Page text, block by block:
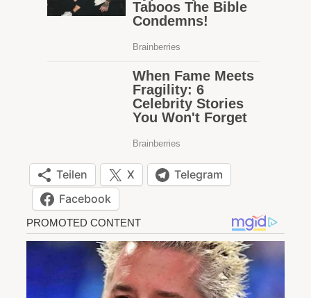
Teilen X
Telegram
Facebook